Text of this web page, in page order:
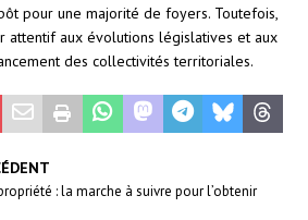
pour une majorité de foyers. Toutefois,
attentif aux évolutions législatives et aux
des collectivités territoriales.
: la marche à suivre pour l’obtenir